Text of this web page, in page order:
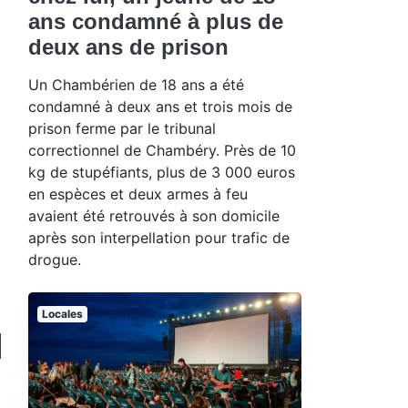
ans condamné à plus de
deux ans de prison
Un Chambérien de 18 ans a été
condamné à deux ans et trois mois de
prison ferme par le tribunal
correctionnel de Chambéry. Près de 10
kg de stupéfiants, plus de 3 000 euros
en espèces et deux armes à feu
avaient été retrouvés à son domicile
après son interpellation pour trafic de
drogue.
Locales